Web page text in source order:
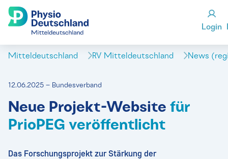
Login
Mitteldeutschland RV Mitteldeutschland News
12.06.2025 – Bundesverband
Neue Projekt-Website für
PrioPEG veröffentlicht
Das Forschungsprojekt zur Stärkung der